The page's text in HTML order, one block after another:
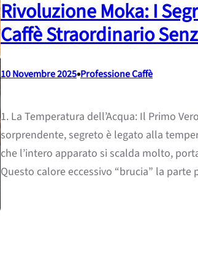
Rivoluzione Moka: I
Caffè Straordinario
10 Novembre 2025•Professione Caffè
1. La Temperatura dell’Acqua: Il Primo
sorprendente, segreto è legato alla
che l’intero apparato si scalda molto,
Questo calore eccessivo “brucia” la